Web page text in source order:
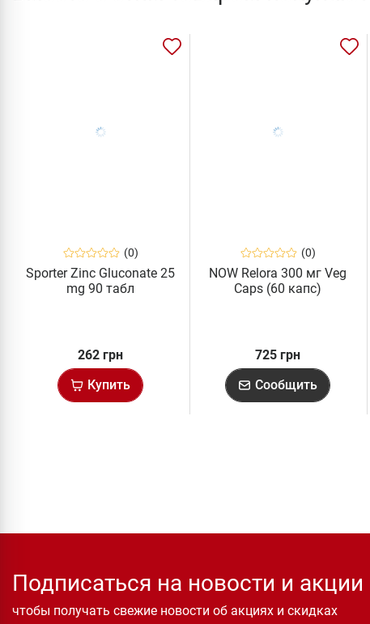
(0)
Sporter Zinc Gluconate 25
mg 90 табл
262 грн
Купить
(0)
NOW Relora 300 мг Veg
Caps (60 капс)
725 грн
Сообщить
Подписаться на новости и акции
чтобы получать свежие новости об акциях и скидках